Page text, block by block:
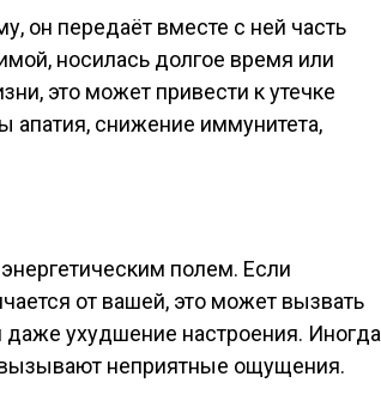
он передаёт вместе с ней часть
носилась долгое время или
это может привести к утечке
апатия, снижение иммунитета,
полем. Если
от вашей, это может вызвать
ухудшение настроения. Иногда
неприятные ощущения.